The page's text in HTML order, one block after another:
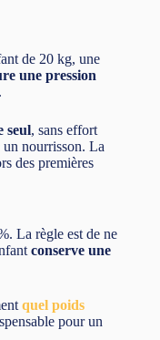
de 20 kg, une
une pression
seul, sans effort
nourrisson. La
des premières
La règle est de ne
conserve une
quel poids
pour un